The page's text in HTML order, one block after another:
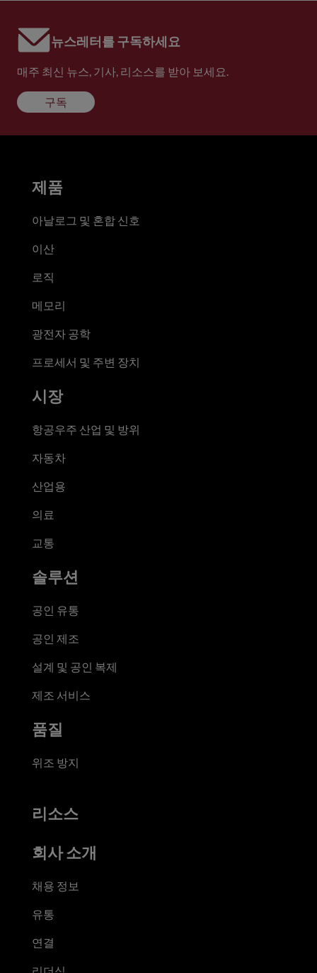
뉴스레터를 구독하세요
매주 최신 뉴스, 기사, 리소스를 받아 보세요.
구독
제품
아날로그 및 혼합 신호
이산
로직
메모리
광전자 공학
프로세서 및 주변 장치
시장
항공우주 산업 및 방위
자동차
산업용
의료
교통
솔루션
공인 유통
공인 제조
설계 및 공인 복제
제조 서비스
품질
위조 방지
리소스
회사 소개
채용 정보
유통
연결